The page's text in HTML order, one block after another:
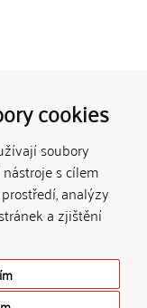
cookies
soubory
s cílem
analýzy
a zjištění